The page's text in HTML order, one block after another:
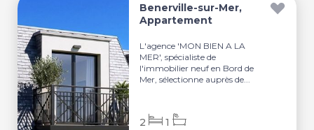
Benerville-sur-Mer,
Appartement
L'agence 'MON BIEN A LA
MER', spécialiste de
l'immobilier neuf en Bord de
Mer, sélectionne auprès de...
2 1